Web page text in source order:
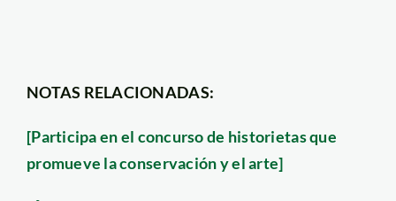
NOTAS RELACIONADAS:
[Participa en el concurso de historietas que
promueve la conservación y el arte]